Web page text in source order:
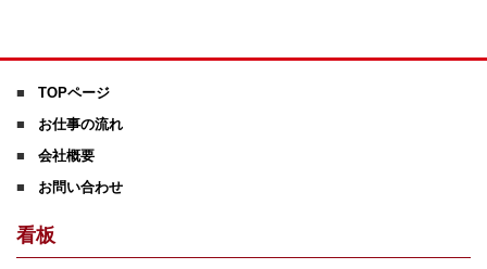
TOPページ
お仕事の流れ
会社概要
お問い合わせ
看板